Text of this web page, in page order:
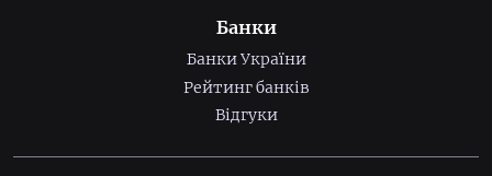
Банки
Банки України
Рейтинг банків
Відгуки